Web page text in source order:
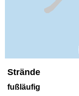
Strände
fußläufig